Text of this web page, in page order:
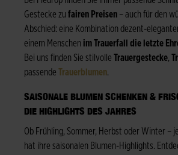
Gestecke zu fairen Preisen – auch für den
Abschied: eine Kombination dezent-
einem Menschen im Trauerfall die letzte
Bei uns finden Sie stilvolle Trauergestecke,
passende Trauerblumen.
SAISONALE BLUMEN SCHENKEN &
DIE HIGHLIGHTS DES JAHRES
Ob Frühling, Sommer, Herbst oder Winter –
hat ihre saisonalen Blumen-Highlights.